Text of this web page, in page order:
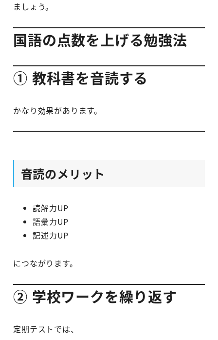
ましょう。
国語の点数を上げる勉強法
① 教科書を音読する
かなり効果があります。
音読のメリット
読解力UP
語彙力UP
記述力UP
につながります。
② 学校ワークを繰り返す
定期テストでは、